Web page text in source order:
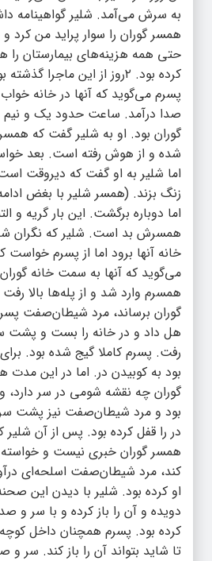
به سرش می‌آمد. شلیر گواهینامه
همسر گوران را سوار پراید من کرد و
حتی همه هزینه‌های بیمارستان
کرده بود. ۲روز از این ماجرا
پسرم می‌گوید که آنها در خانه
صدا درآمد. ساعت حدود یک و نیم
گوران بود. او به شلیر گفت که
شده و از هوش رفته است. بعد
اما شلیر به او گفت که دیروقت
زنگ بزند. (همسر شلیر با بغض
اما دوباره برگشت. این بار گریه و
همسرش بد است. شلیر که نگران
خانه آنها برود اما از پسرم خواست
می‌گوید که آنها به سمت خانه گوران
همسرم وارد شد و از پله‌ها بالا
گوران برساند، مرد شیطان‌صفت
هل داد و در خانه را بست و پشت سر
رفت. پسرم کاملا گیج شده بود.
بود به کوبیدن در. اما در این مدت
گوران چه نقشه شومی در سر دارد،
بود و مرد شیطان‌صفت نیز پشت
در را قفل کرده بود. پس از آن شلیر
همسر گوران خبری نیست و خواسته
کند، مرد شیطان‌صفت اسلحه‌ای
او کرده بود. شلیر با دیدن این
دویده و آن را باز کرده و با سر
کرده بود. پسرم همچنان داخل
تا شاید بتواند آن را باز کند. سر